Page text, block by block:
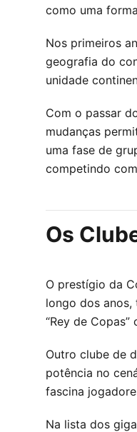
como uma
Nos primeiros
geografia do
unidade
Com o passar
mudanças
uma fase de
competindo
Os
O prestígio da
longo dos anos,
“Rey de
Outro clube de
potência no
fascina
Na lista dos